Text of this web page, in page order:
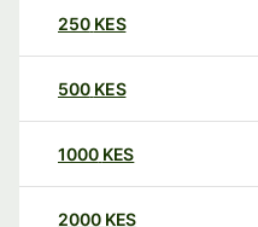
250 KES
500 KES
1000 KES
2000 KES